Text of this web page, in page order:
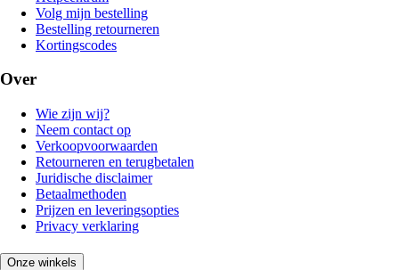
Volg mijn bestelling
Bestelling retourneren
Kortingscodes
Over
Wie zijn wij?
Neem contact op
Verkoopvoorwaarden
Retourneren en terugbetalen
Juridische disclaimer
Betaalmethoden
Prijzen en leveringsopties
Privacy verklaring
Onze winkels